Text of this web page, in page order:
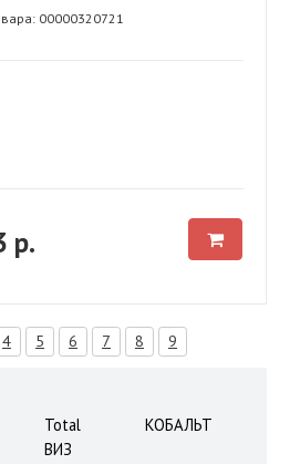
00000320721
р.
4 5 6 7 8 9
Total
КОБАЛЬТ
ВИЗ